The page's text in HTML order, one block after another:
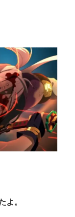
よ。